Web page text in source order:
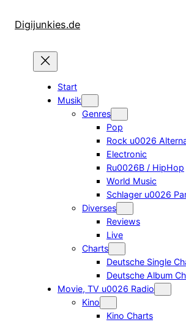
InhaltDigijunkies.de
Start
Musik
Genres
Pop
Rock u0026
Electronic
Ru0026B / HipHop
World Music
Schlager u0026
Diverses
Reviews
Live
Charts
Deutsche Single
Deutsche Album
Movie, TV u0026 Radio
Kino
Kino Charts